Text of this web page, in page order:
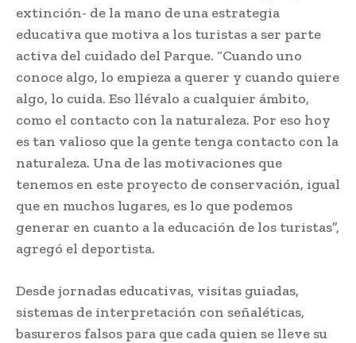
extinción- de la mano de una estrategia
educativa que motiva a los turistas a ser parte
activa del cuidado del Parque. “Cuando uno
conoce algo, lo empieza a querer y cuando quiere
algo, lo cuida. Eso llévalo a cualquier ámbito,
como el contacto con la naturaleza. Por eso hoy
es tan valioso que la gente tenga contacto con la
naturaleza. Una de las motivaciones que
tenemos en este proyecto de conservación, igual
que en muchos lugares, es lo que podemos
generar en cuanto a la educación de los turistas”,
agregó el deportista.
Desde jornadas educativas, visitas guiadas,
sistemas de interpretación con señaléticas,
basureros falsos para que cada quien se lleve su